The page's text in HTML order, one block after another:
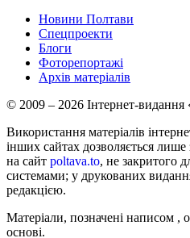
Новини Полтави
Спецпроекти
Блоги
Фоторепортажі
Архів матеріалів
© 2009 – 2026 Інтернет-
Використання матеріалів
інших сайтах дозволяється лише
на сайт poltava.to, не закритого
системами; у друкованих
редакцією.
Матеріали, позначені написом ,
основі.